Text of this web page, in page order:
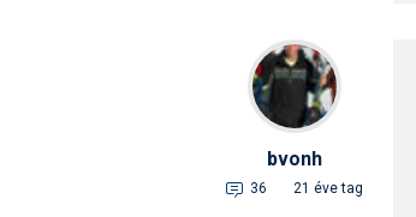
bvonh
36 21 éve tag